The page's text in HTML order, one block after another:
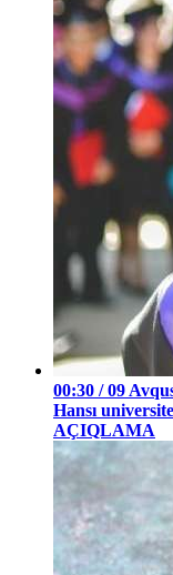
00:30 / 09
Hansı
AÇIQLAMA